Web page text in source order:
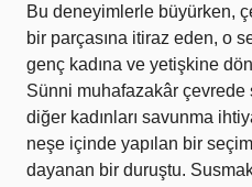
Bu deneyimlerle büyürken,
bir parçasına itiraz eden, o
genç kadına ve yetişkine
Sünni muhafazakâr
diğer kadınları savunma
neşe içinde yapılan bir
dayanan bir duruştu.